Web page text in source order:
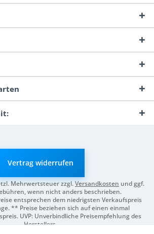
Vertrag widerrufen
Mehrwertsteuer zzgl.Versandkosten und ggf.
wenn nicht anders beschrieben.
entsprechen dem niedrigsten Verkaufspreis
** Preise beziehen sich auf einen einmal
UVP: Unverbindliche Preisempfehlung des
Herstellers.